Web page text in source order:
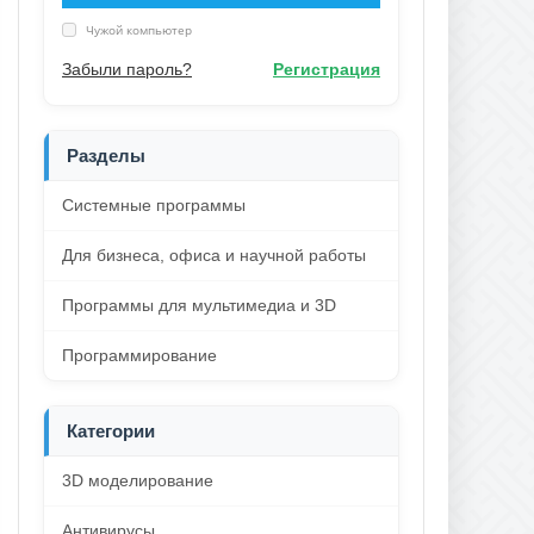
Чужой компьютер
Забыли пароль? Регистрация
Разделы
Системные программы
Для бизнеса, офиса и научной работы
Программы для мультимедиа и 3D
Программирование
Категории
3D моделирование